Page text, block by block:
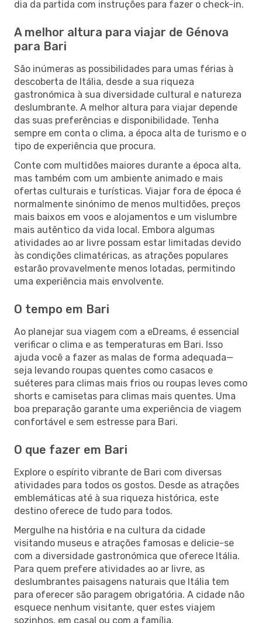
dia da partida com instruções para fazer o check-in.
A melhor altura para viajar de Génova
para Bari
São inúmeras as possibilidades para umas férias à
descoberta de Itália, desde a sua riqueza
gastronómica à sua diversidade cultural e natureza
deslumbrante. A melhor altura para viajar depende
das suas preferências e disponibilidade. Tenha
sempre em conta o clima, a época alta de turismo e o
tipo de experiência que procura.
Conte com multidões maiores durante a época alta,
mas também com um ambiente animado e mais
ofertas culturais e turísticas. Viajar fora de época é
normalmente sinónimo de menos multidões, preços
mais baixos em voos e alojamentos e um vislumbre
mais autêntico da vida local. Embora algumas
atividades ao ar livre possam estar limitadas devido
às condições climatéricas, as atrações populares
estarão provavelmente menos lotadas, permitindo
uma experiência mais envolvente.
O tempo em Bari
Ao planejar sua viagem com a eDreams, é essencial
verificar o clima e as temperaturas em Bari. Isso
ajuda você a fazer as malas de forma adequada—
seja levando roupas quentes como casacos e
suéteres para climas mais frios ou roupas leves como
shorts e camisetas para climas mais quentes. Uma
boa preparação garante uma experiência de viagem
confortável e sem estresse para Bari.
O que fazer em Bari
Explore o espírito vibrante de Bari com diversas
atividades para todos os gostos. Desde as atrações
emblemáticas até à sua riqueza histórica, este
destino oferece de tudo para todos.
Mergulhe na história e na cultura da cidade
visitando museus e atrações famosas e delicie-se
com a diversidade gastronómica que oferece Itália.
Para quem prefere atividades ao ar livre, as
deslumbrantes paisagens naturais que Itália tem
para oferecer são paragem obrigatória. A cidade não
esquece nenhum visitante, quer estes viajem
sozinhos, em casal ou com a família.